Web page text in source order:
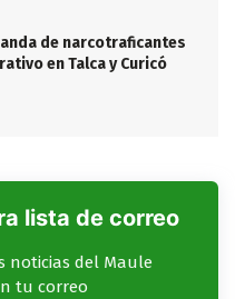
de narcotraficantes
en Talca y Curicó
lista de correo
noticias del Maule
tu correo